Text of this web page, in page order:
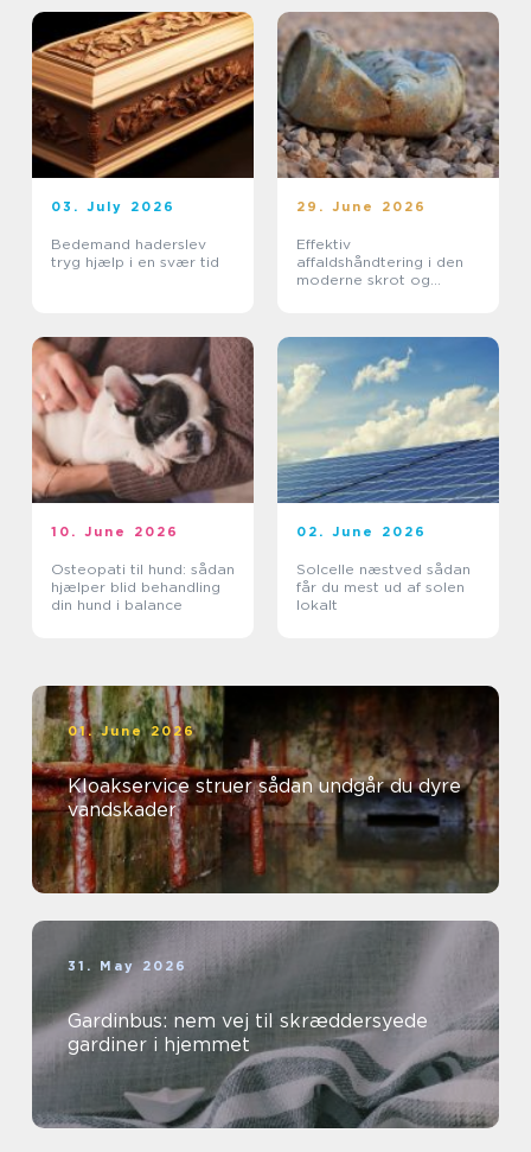
03. July 2026
Bedemand haderslev
tryg hjælp i en svær tid
29. June 2026
Effektiv
affaldshåndtering i den
moderne skrot og
10. June 2026
Osteopati til hund: sådan
hjælper blid behandling
din hund i balance
02. June 2026
Solcelle næstved sådan
får du mest ud af solen
lokalt
01. June 2026
Kloakservice struer sådan undgår du dyre
vandskader
31. May 2026
Gardinbus: nem vej til skræddersyede
gardiner i hjemmet